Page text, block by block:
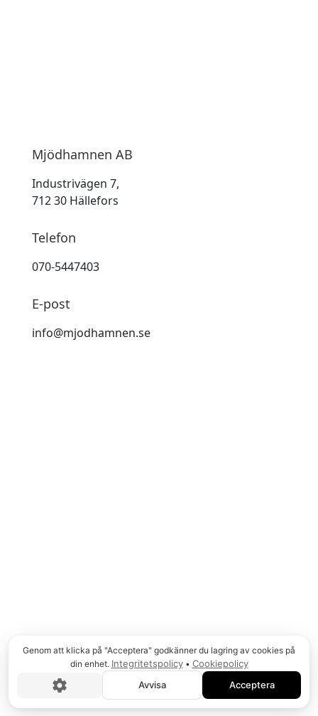
Mjödhamnen AB
Industrivägen 7,
712 30 Hällefors
Telefon
070-5447403
E-post
info@mjodhamnen.se
Genom att klicka på "Acceptera" godkänner du lagring av cookies på
din enhet. Integritetspolicy• Cookiepolicy
Avvisa
Acceptera